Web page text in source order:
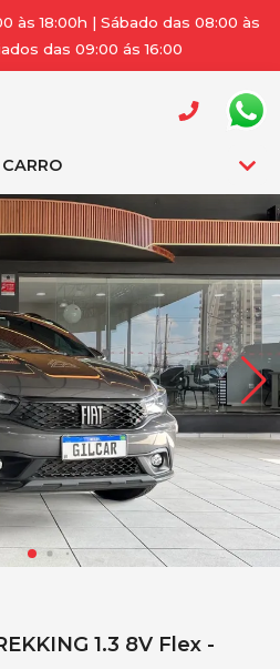
às 18:00h | Sábado das 08:00 às
das 09:00 ás 16:00
1.3 8V Flex -